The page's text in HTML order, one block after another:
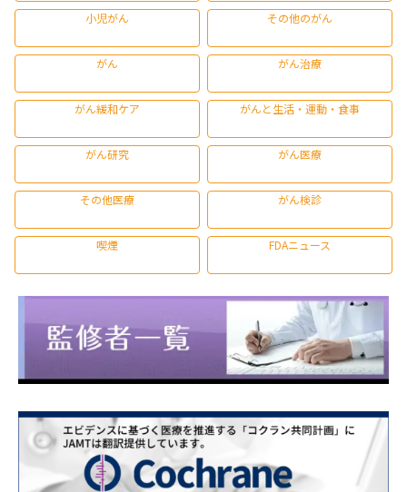
小児がん その他のがん
がん がん治療
がん緩和ケア がんと生活・運動・食事
がん研究 がん医療
その他医療 がん検診
喫煙 FDAニュース